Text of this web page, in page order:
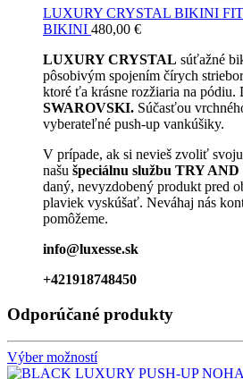
LUXURY CRYSTAL BIKINI
BIKINI 480,00 €
LUXURY CRYSTAL súťažné
pôsobivým spojením čírych
ktoré ťa krásne rozžiaria na pódiu.
SWAROVSKI. Súčasťou
vyberateľné push-up vankúšiky.
V prípade, ak si nevieš zvoliť
našu špeciálnu službu TRY
daný, nevyzdobený produkt pred
plaviek vyskúšať. Neváhaj nás
pomôžeme.
info@luxesse.sk
+421918748450
Odporúčané produkty
Výber možností